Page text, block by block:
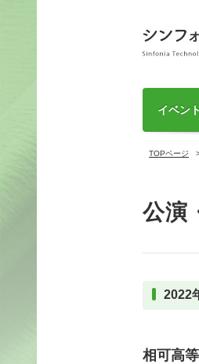
イベン
TOPページ
公演
2022
相可高